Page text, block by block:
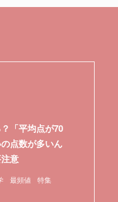
最頻値 特集
「平均点が70
点数が多いん
意